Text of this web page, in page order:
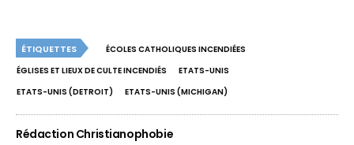
ÉTIQUETTES
ÉCOLES CATHOLIQUES INCENDIÉES
ÉGLISES ET LIEUX DE CULTE INCENDIÉS
ETATS-UNIS
ETATS-UNIS (DETROIT)
ETATS-UNIS (MICHIGAN)
Rédaction Christianophobie